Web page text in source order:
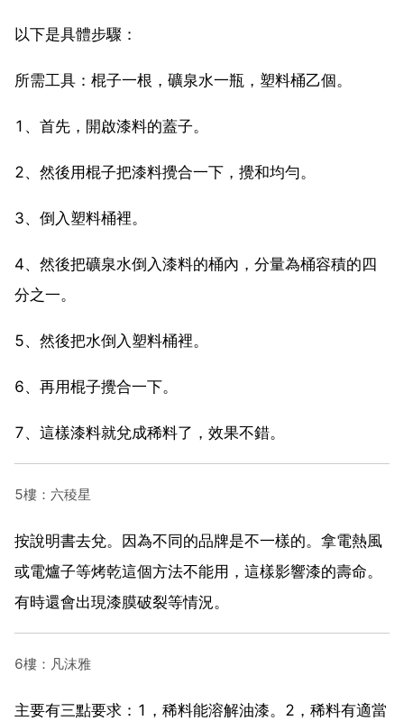
以下是具體步驟：
所需工具：棍子一根，礦泉水一瓶，塑料桶乙個。
1、首先，開啟漆料的蓋子。
2、然後用棍子把漆料攪合一下，攪和均勻。
3、倒入塑料桶裡。
4、然後把礦泉水倒入漆料的桶內，分量為桶容積的四
分之一。
5、然後把水倒入塑料桶裡。
6、再用棍子攪合一下。
7、這樣漆料就兌成稀料了，效果不錯。
5樓：六稜星
按說明書去兌。因為不同的品牌是不一樣的。拿電熱風
或電爐子等烤乾這個方法不能用，這樣影響漆的壽命。
有時還會出現漆膜破裂等情況。
6樓：凡沫雅
主要有三點要求：1，稀料能溶解油漆。2，稀料有適當